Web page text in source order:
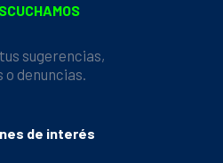
sugerencias,
o denuncias.
de interés